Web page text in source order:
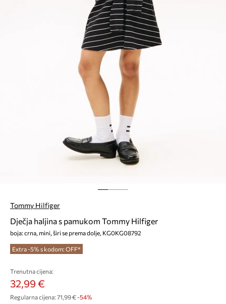
Tommy Hilfiger
Dječja haljina s pamukom Tommy Hilfiger
boja: crna, mini, širi se prema dolje, KG0KG08792
Extra -5% s kodom: OFF*
Trenutna cijena:
32,99 €
Regularna cijena: 71,99 €-54%